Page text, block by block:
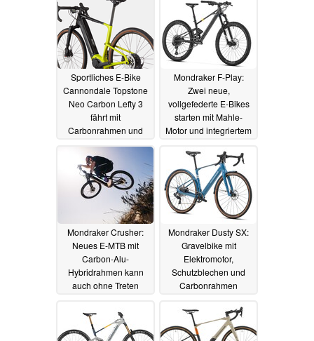
Sportliches E-Bike
Cannondale Topstone
Neo Carbon Lefty 3
fährt mit
Carbonrahmen und
"halber" Gabel vor
04.12.2023
Mondraker F-Play:
Zwei neue,
vollgefederte E-Bikes
starten mit Mahle-
Motor und integriertem
Mondraker Crusher:
Neues E-MTB mit
Carbon-Alu-
Hybridrahmen kann
auch ohne Treten
Mondraker Dusty SX:
Gravelbike mit
Elektromotor,
Schutzblechen und
Carbonrahmen